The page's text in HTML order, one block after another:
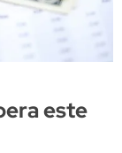
este